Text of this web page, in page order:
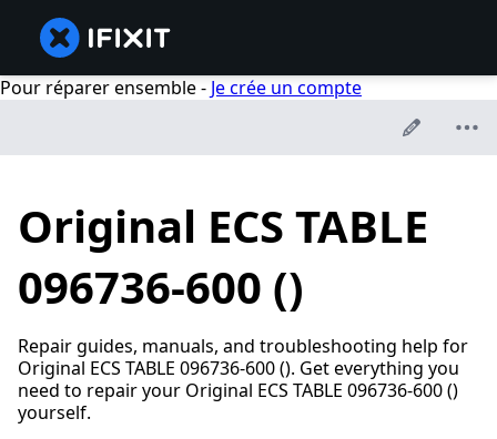
Pour réparer ensemble - Je crée un compte
Original ECS TABLE
096736-600 ()
Repair guides, manuals, and troubleshooting help for
Original ECS TABLE 096736-600 (). Get everything you
need to repair your Original ECS TABLE 096736-600 ()
yourself.